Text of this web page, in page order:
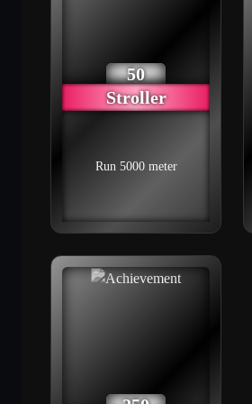
912650
Stroller
Run 5000 meter